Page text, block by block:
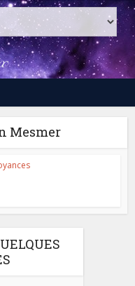
Mesmer